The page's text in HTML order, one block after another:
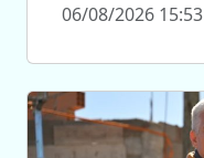
06/08/2026 15:53